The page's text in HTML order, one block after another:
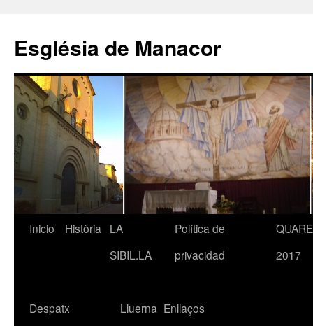
contenido
Església de Manacor
Inicio Història
LA
SIBIL.LA
Política de
privacidad
2017
Despatx
Lluerna Enllaços